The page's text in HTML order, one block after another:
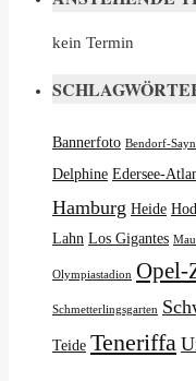
kein Termin
Bannerfoto Bendorf-Sayn
Delphine Edersee-
Hamburg Heide
Lahn Los Gigantes
Olympiastadion Opel-
Schmetterlingsgarten
Teide Teneriffa